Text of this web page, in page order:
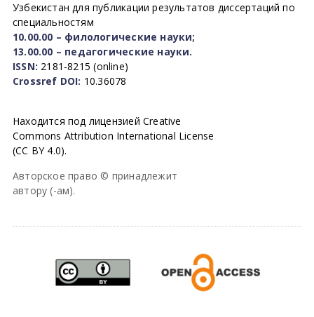
Узбекистан для публикации результатов диссертаций по
специальностям
10.00.00 – филологические науки;
13.00.00 – педагогические науки.
ISSN: 2181-8215 (online)
Crossref DOI: 10.36078
Находится под лицензией Creative
Commons Attribution International License
(CC BY 4.0).
Авторское право © принадлежит
автору (-ам).